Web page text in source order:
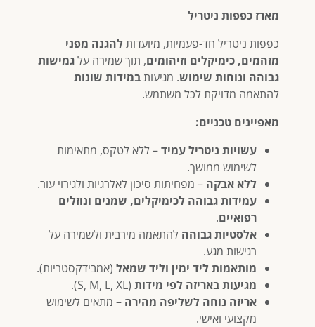
מארז כפפות ניטריל
כפפות ניטריל חד-פעמיות, מיועדות להגנה מפני
מזהמים, כימיקלים וזיהומים, תוך שמירה עלגמישות
גבוהה ונוחות שימוש. מגיעותבמידות שונות
להתאמה מדויקת לכל משתמש.
מאפיינים טכניים:
עשויות ניטריל עמיד– ללא לטקס, מתאימות
לשימוש ממושך.
ללא אבקה – מפחיתות סיכון לאלרגיות ולגירוי עור.
עמידות גבוהה לכימיקלים, שמנים ונוזלים
רפואיים.
אלסטיות גבוהה להתאמה מירבית ולשמירה על
רגישות מגע.
מותאמות ליד ימין וליד שמאל (אמבידקסטריות).
מגיעות באריזה לפי מידות (S, M, L, XL).
אריזה נוחה לשליפה מהירה – מתאים לשימוש
מקצועי ואישי.